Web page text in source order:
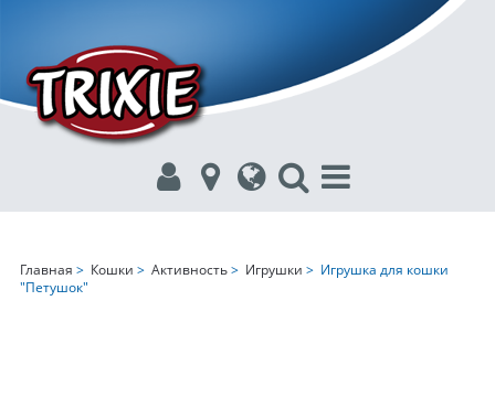
Главная > Кошки > Активность> Игрушки > Игрушка для кошки
"Петушок"